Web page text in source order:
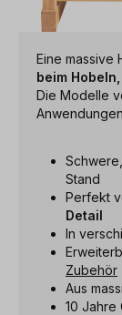
Eine massive
beim
Die Modelle
Stand
Perfekt
Detail
In
Zubehör
Aus
10 Jahre